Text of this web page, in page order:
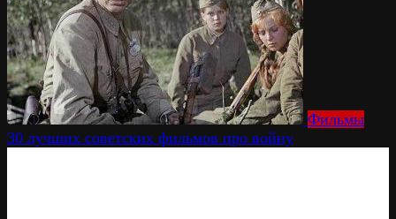
Фильмы
30 лучших советских фильмов про войну